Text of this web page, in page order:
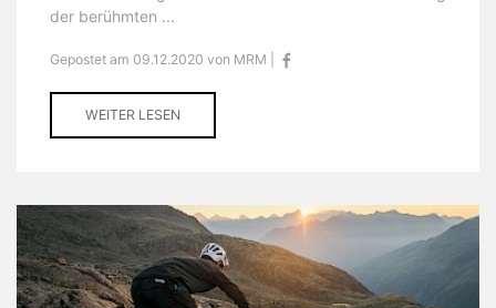
der berühmten ...
Gepostet am 09.12.2020 von MRM |
WEITER LESEN